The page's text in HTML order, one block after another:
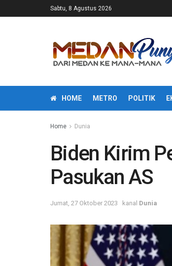
Sabtu, 8 Agustus 2026
HOME METRO POLITIK
Home Dunia
Biden Kirim
Pasukan AS
Jumat, 27 Oktober 2023 kanal Dunia